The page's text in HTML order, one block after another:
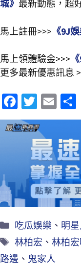
城》 最新動態，超
馬上註冊>>> 《9J
馬上領體驗金>>>
更多最新優惠訊息
Fa
ce
b
k
T
wi
tt
er
E
m
l
吃瓜娛樂 、 明
林柏宏 、林柏
路邊 、 鬼家人